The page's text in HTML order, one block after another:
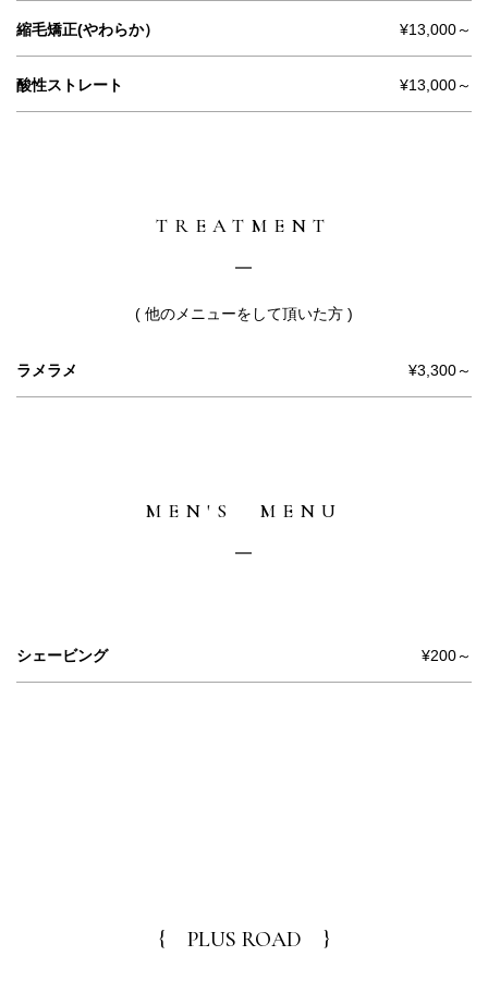
縮毛矯正(やわらか） ¥13,000～
酸性ストレート ¥13,000～
TREATMENT
( 他のメニューをして頂いた方 )
ラメラメ ¥3,300～
MEN'S MENU
シェービング ¥200～
{ PLUS ROAD }